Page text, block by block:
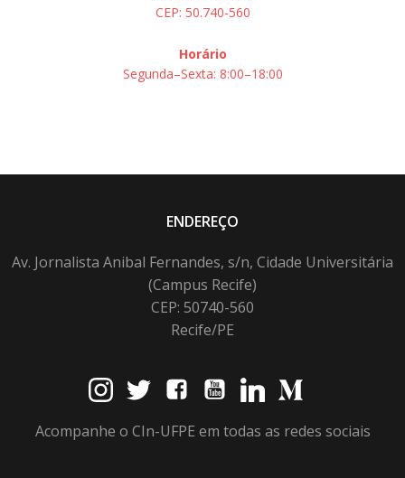
CEP: 50.740-560
Horário
Segunda–Sexta: 8:00–18:00
ENDEREÇO
Av. Jornalista Anibal Fernandes, s/n, Cidade Universitária
(Campus Recife)
CEP: 50740-560
Recife/PE
Acompanhe o CIn-UFPE em todas as redes sociais